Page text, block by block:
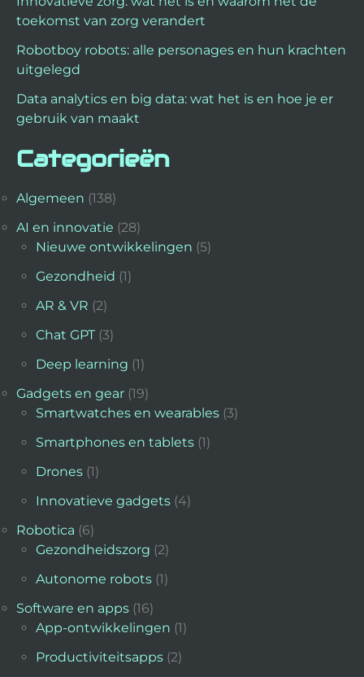
toekomst van zorg verandert
Robotboy robots: alle personages en hun krachten
uitgelegd
Data analytics en big data: wat het is en hoe je er
gebruik van maakt
Categorieën
Algemeen (138)
AI en innovatie (28)
Nieuwe ontwikkelingen (5)
Gezondheid (1)
AR & VR (2)
Chat GPT (3)
Deep learning (1)
Gadgets en gear (19)
Smartwatches en wearables (3)
Smartphones en tablets (1)
Drones (1)
Innovatieve gadgets (4)
Robotica (6)
Gezondheidszorg (2)
Autonome robots (1)
Software en apps (16)
App-ontwikkelingen (1)
Productiviteitsapps (2)